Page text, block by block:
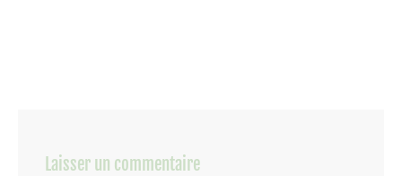
Laisser un commentaire